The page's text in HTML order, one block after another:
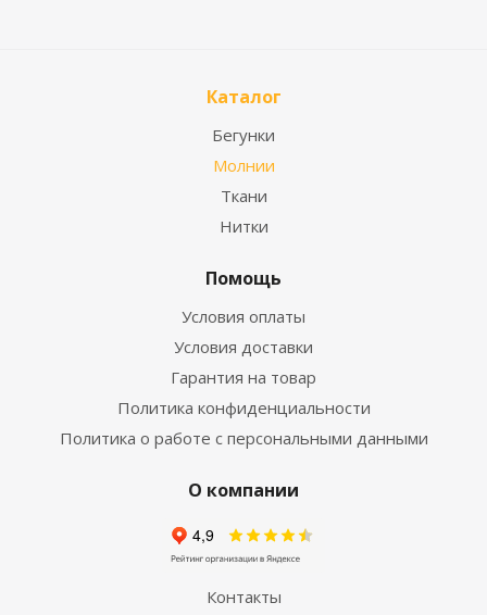
Каталог
Бегунки
Молнии
Ткани
Нитки
Помощь
Условия оплаты
Условия доставки
Гарантия на товар
Политика конфиденциальности
Политика о работе с персональными данными
О компании
Контакты